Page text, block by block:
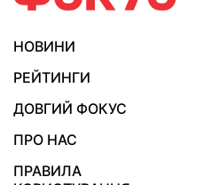
НОВИНИ
РЕЙТИНГИ
ДОВГИЙ ФОКУС
ПРО НАС
ПРАВИЛА